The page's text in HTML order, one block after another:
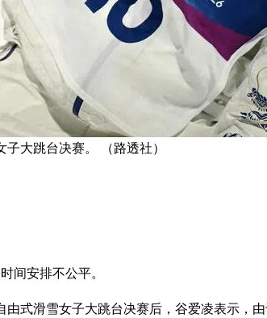
大跳台决赛。 （路透社）
间安排不公平。
式滑雪女子大跳台决赛后，谷爱凌表示